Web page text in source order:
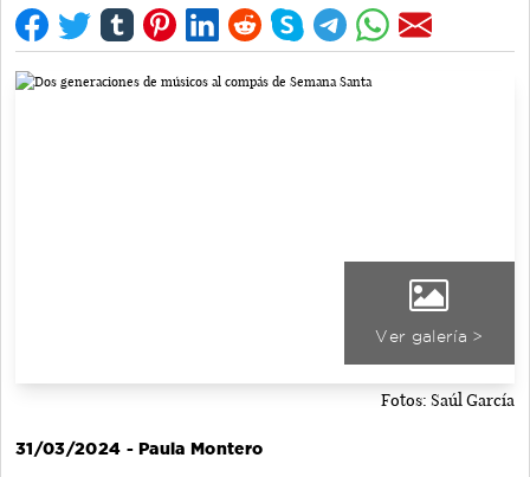
Ver galería >
Fotos: Saúl García
31/03/2024 - Paula Montero